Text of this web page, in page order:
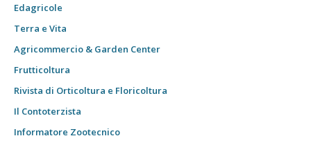
Edagricole
Terra e Vita
Agricommercio & Garden Center
Frutticoltura
Rivista di Orticoltura e Floricoltura
Il Contoterzista
Informatore Zootecnico